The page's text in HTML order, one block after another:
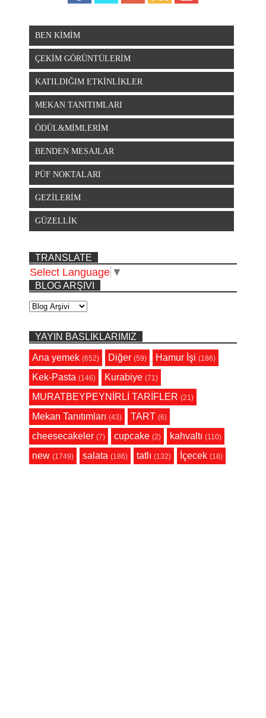
BEN KİMİM
ÇEKİM GÖRÜNTÜLERİM
KATILDIĞIM ETKİNLİKLER
MEKAN TANITIMLARI
ÖDÜL&MİMLERİM
BENDEN MESAJLAR
PÜF NOKTALARI
GEZİLERİM
GÜZELLİK
TRANSLATE
Select Language ▼
BLOG ARŞIVI
YAYIN BASLIKLARIMIZ
Ana yemek (652) Diğer (59) Hamur İşi (186)
Kek-Pasta (146) Kurabiye (71)
MURATBEYPEYNİRLİ TARİFLER (21)
Mekan Tanıtımları (43) TART (6)
cheesecakeler (7) cupcake (2) kahvaltı (110)
new (1749) salata (186) tatlı (132) İçecek (18)